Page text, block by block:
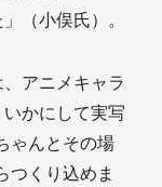
（小俣氏）。
アニメキャラ
かにして実写
ゃんとその場
つくり込めま